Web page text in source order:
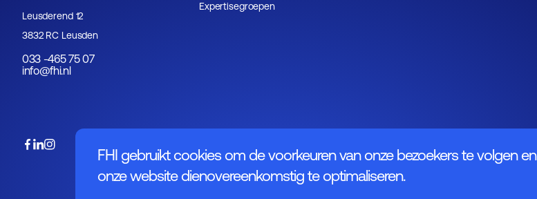
FHI gebruikt cookies om de voorkeuren van onze bezoekers te volgen en
onze website dienovereenkomstig te optimaliseren.
Leusderend 12
3832 RC Leusden
033 -465 75 07
info@fhi.nl
Expertisegroepen